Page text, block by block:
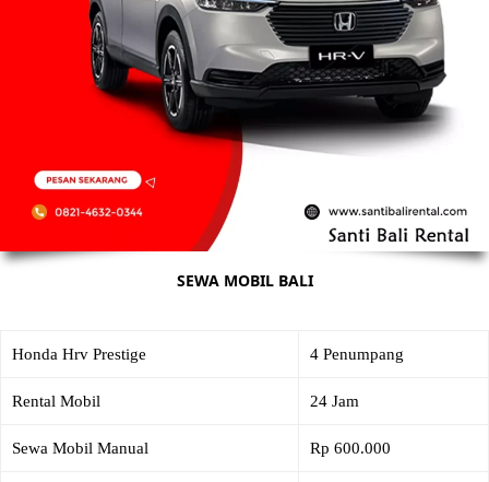
SEWA MOBIL BALI
Honda Hrv Prestige 4 Penumpang
Rental Mobil 24 Jam
Sewa Mobil Manual Rp 600.000